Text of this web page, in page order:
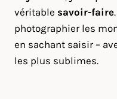
véritable savoir-faire
photographier les
en sachant saisir –
les plus sublimes.